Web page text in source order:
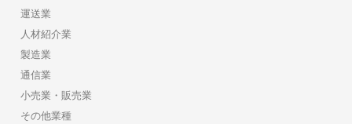
運送業
人材紹介業
製造業
通信業
小売業・販売業
その他業種